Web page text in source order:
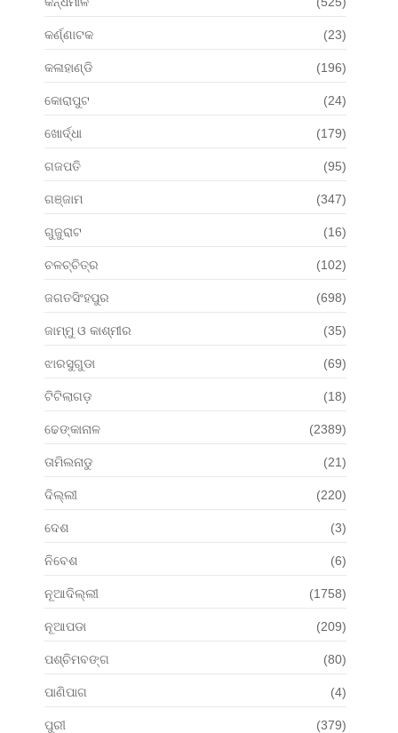
କର୍ଣ୍ଣାଟକ (23)
କଳାହାଣ୍ଡି (196)
କୋରାପୁଟ (24)
ଖୋର୍ଦ୍ଧା (179)
ଗଜପତି (95)
ଗଞ୍ଜାମ (347)
ଗୁଜୁରାଟ (16)
ଚଳଚ୍ଚିତ୍ର (102)
ଜଗତସିଂହପୁର (698)
ଜାମ୍ମୁ ଓ କାଶ୍ମୀର (35)
ଝାରସୁଗୁଡା (69)
ଟିଟିଲାଗଡ଼ (18)
ଢେଙ୍କାନାଳ (2389)
ତାମିଲନାଡୁ (21)
ଦିଲ୍ଲୀ (220)
ଦେଶ (3)
ନିବେଶ (6)
ନୂଆଦିଲ୍ଲୀ (1758)
ନୂଆପଡା (209)
ପଶ୍ଚିମବଙ୍ଗ (80)
ପାଣିପାଗ (4)
ପୁରୀ (379)